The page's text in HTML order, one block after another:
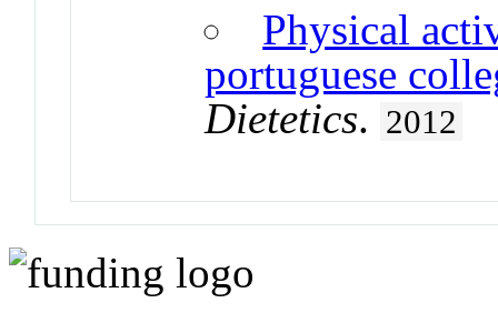
Physical
portuguese
Dietetics. 2012